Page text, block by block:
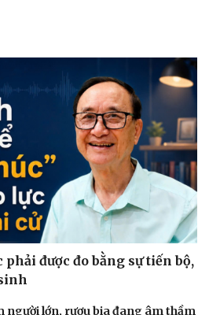
được đo bằng sự tiến bộ,
người lớn, rượu bia đang âm thầm